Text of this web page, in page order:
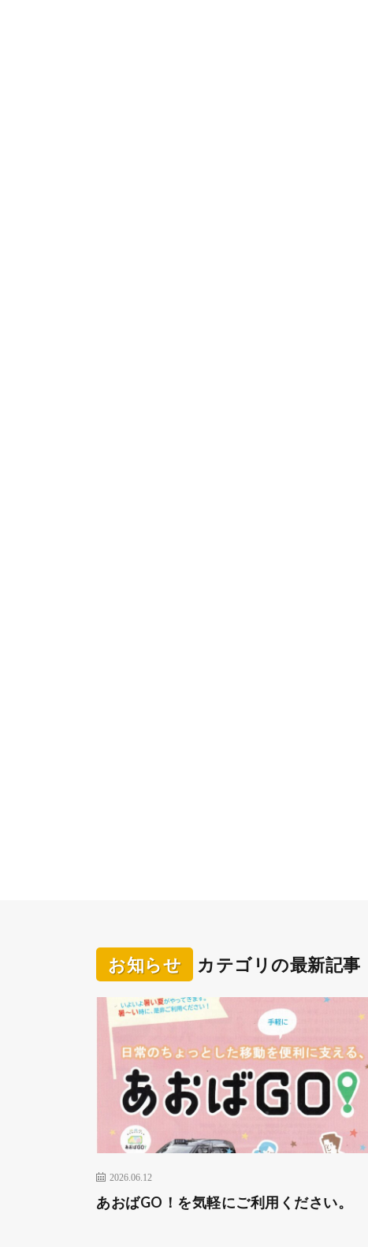
お知らせ カテゴリの最新記事
2026.06.12
あおばGO！を気軽にご利用ください。